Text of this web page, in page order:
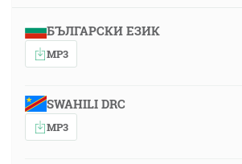
БЪЛГАРСКИ ЕЗИК
MP3
SWAHILI DRC
MP3